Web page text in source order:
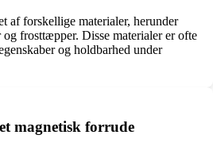
af forskellige materialer, herunder
frosttæpper. Disse materialer er ofte
og holdbarhed under
magnetisk forrude